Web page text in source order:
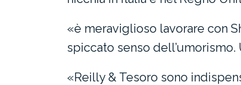
«è meraviglioso lavorare con
spiccato senso
«Reilly & Tesoro sono